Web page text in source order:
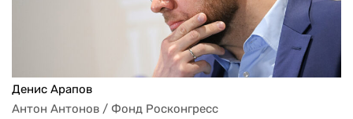
Денис Арапов
Антон Антонов / Фонд Росконгресс